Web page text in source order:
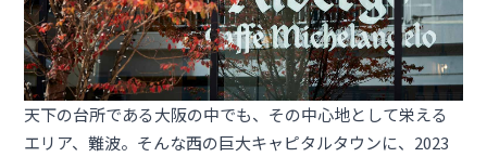
天下の台所である大阪の中でも、その中心地として栄える
エリア、難波。そんな西の巨大キャピタルタウンに、2023